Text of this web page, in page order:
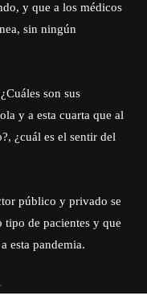
y que a los médicos
sin ningún
son sus
y a esta cuarta que al
¿cuál es el sentir del
público y privado se
tipo de pacientes y que
esta pandemia.